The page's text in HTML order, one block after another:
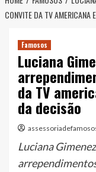
CONVITE DA TV AMERICANA
Famosos
Luciana
da TV
da decisão
Luciana